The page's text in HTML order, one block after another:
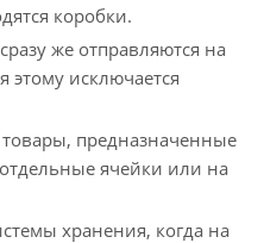
коробки.
же отправляются на
этому исключается
предназначенные
ячейки или на
хранения, когда на